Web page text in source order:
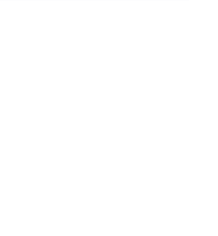
越コース
ース
技術コース
情報コース
ニアリングコ
ングデザイン
技術コース
ス
ングデザイン
ース
技術コース
ース
ス
情報コース
ース
ニアリングコ
ングデザイン
ス
ングデザイン
コース